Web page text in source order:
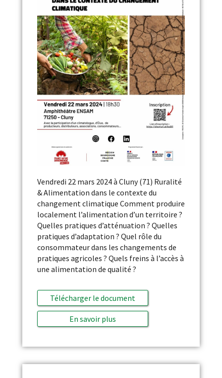
Vendredi 22 mars 2024 à Cluny (71) Ruralité
& Alimentation dans le contexte du
changement climatique Comment produire
localement l’alimentation d’un territoire ?
Quelles pratiques d’atténuation ? Quelles
pratiques d’adaptation ? Quel rôle du
consommateur dans les changements de
pratiques agricoles ? Quels freins à l’accès à
une alimentation de qualité ?
Télécharger le document
En savoir plus